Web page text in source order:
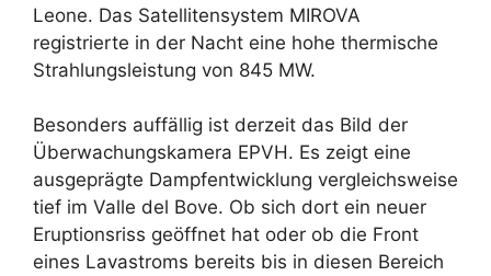
Leone. Das Satellitensystem MIROVA
registrierte in der Nacht eine hohe thermische
Strahlungsleistung von 845 MW.
Besonders auffällig ist derzeit das Bild der
Überwachungskamera EPVH. Es zeigt eine
ausgeprägte Dampfentwicklung vergleichsweise
tief im Valle del Bove. Ob sich dort ein neuer
Eruptionsriss geöffnet hat oder ob die Front
eines Lavastroms bereits bis in diesen Bereich